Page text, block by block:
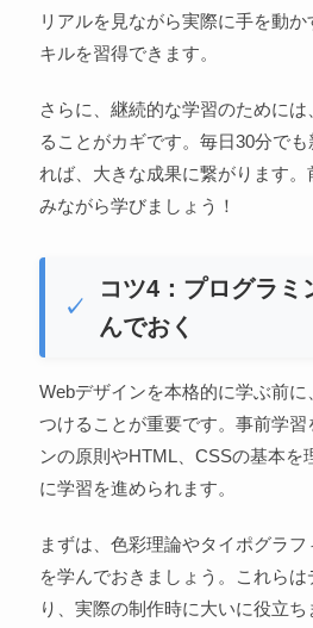
リアルを見ながら実際に手を動
キルを習得できます。
さらに、継続的な学習のために
ることがカギです。毎日30分で
れば、大きな成果に繋がります
みながら学びましょう！
コツ4：プログラミ
んでおく
Webデザインを本格的に学ぶ前
つけることが重要です。事前学習
ンの原則やHTML、CSSの基本を
に学習を進められます。
まずは、色彩理論やタイポグラ
を学んでおきましょう。これら
り、実際の制作時に大いに役立